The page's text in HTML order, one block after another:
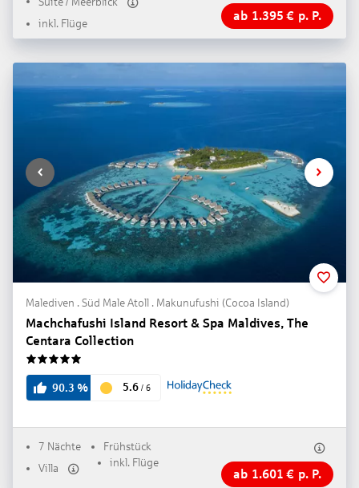
inkl. Flüge
ab 1.395 € p. P.
Malediven . Süd Male Atoll . Makunufushi (Cocoa Island)
Machchafushi Island Resort & Spa Maldives, The
Centara Collection
5
90.3 % 5.6 / 6
7 Nächte
Frühstück
Villa
inkl. Flüge
ab 1.601 € p. P.